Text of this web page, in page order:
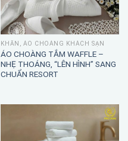
KHĂN, ÁO CHOÀNG KHÁCH SẠN
ÁO CHOÀNG TẮM WAFFLE –
NHẸ THOÁNG, “LÊN HÌNH” SANG
CHUẨN RESORT